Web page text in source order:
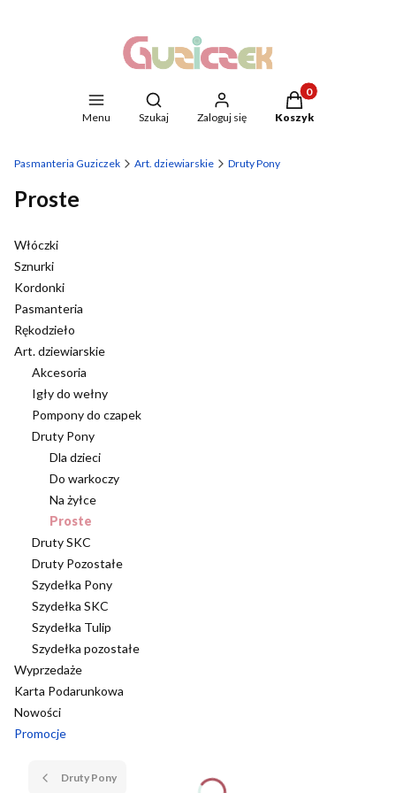
Menu
Otwórz wyszukiwarkę
Szukaj Zaloguj się
Produkty w
Koszyk
Pasmanteria Guziczek Art. dziewiarskie Druty Pony
Proste
Włóczki
Sznurki
Kordonki
Pasmanteria
Rękodzieło
Art. dziewiarskie
Akcesoria
Igły do wełny
Pompony do czapek
Druty Pony
Dla dzieci
Do warkoczy
Na żyłce
Proste
Druty SKC
Druty Pozostałe
Szydełka Pony
Szydełka SKC
Szydełka Tulip
Szydełka pozostałe
Wyprzedaże
Karta Podarunkowa
Nowości
Promocje
Druty Pony